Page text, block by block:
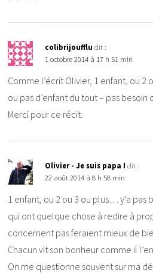
colibrijoufflu dit :
1 octobre 2014 à 17 h 51 min
Comme l’écrit Olivier, 1 enfant, ou 2
ou pas d’enfant du tout – pas besoin
Merci pour ce récit.
Olivier - Je suis papa ! dit :
22 août 2014 à 8 h 58 min
1 enfant, ou 2 ou 3 ou plus… y’a pas
qui ont quelque chose à redire à
concernent pas feraient mieux de
Chacun vit son bonheur comme il
On me questionne souvent sur ma